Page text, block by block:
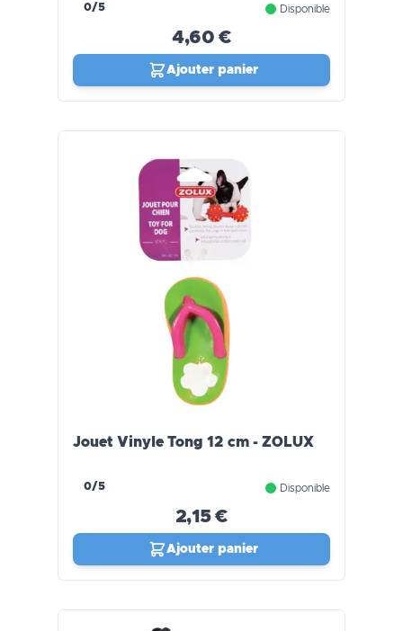
0/5 Disponible
4,60 €
Ajouter panier
Jouet Vinyle Tong 12 cm - ZOLUX
0/5 Disponible
2,15 €
Ajouter panier